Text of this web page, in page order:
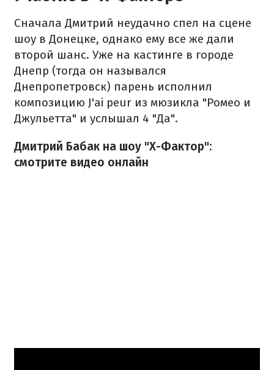
Сначала Дмитрий неудачно спел на сцене
шоу в Донецке, однако ему все же дали
второй шанс. Уже на кастинге в городе
Днепр (тогда он назывался
Днепропетровск) парень исполнил
композицию J'ai peur из мюзикла "Ромео и
Джульетта" и услышал 4 "Да".
Дмитрий Бабак на шоу "Х-Фактор":
смотрите видео онлайн